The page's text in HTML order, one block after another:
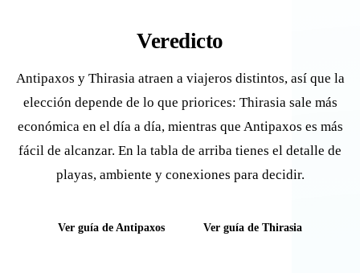
Veredicto
Antipaxos y Thirasia atraen a viajeros distintos, así que la
elección depende de lo que priorices: Thirasia sale más
económica en el día a día, mientras que Antipaxos es más
fácil de alcanzar. En la tabla de arriba tienes el detalle de
playas, ambiente y conexiones para decidir.
Ver guía de Antipaxos Ver guía de Thirasia